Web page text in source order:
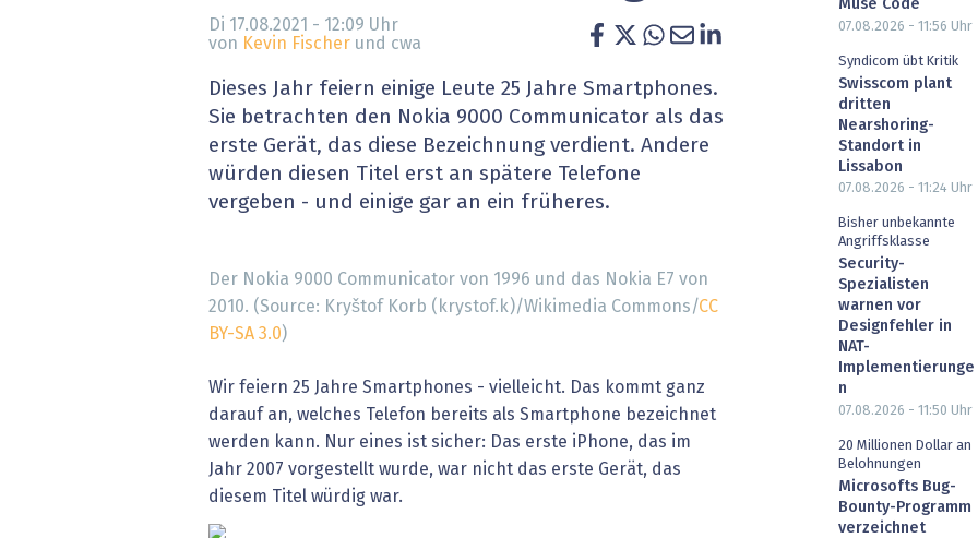
» alle News Gesundheit wird digital
Blockchain
EU-DSGVO
XaaS, Managed Services & Co.
» alle Dossiers
IT for Health
Artificial Intelligence
Finance 2030
Fintech & Insurtech
Professional AV & Digital Signage
» alle Specials
Di 17.08.2021 - 12:09 Uhr
von Kevin Fischer und cwa
Dieses Jahr feiern einige Leute 25 Jahre Smartphones.
Sie betrachten den Nokia 9000 Communicator als das
erste Gerät, das diese Bezeichnung verdient. Andere
würden diesen Titel erst an spätere Telefone
vergeben - und einige gar an ein früheres.
Der Nokia 9000 Communicator von 1996 und das Nokia E7 von
2010. (Source: Kryštof Korb (krystof.k)/Wikimedia Commons/CC
BY-SA 3.0)
Wir feiern 25 Jahre Smartphones - vielleicht. Das kommt ganz
darauf an, welches Telefon bereits als Smartphone bezeichnet
werden kann. Nur eines ist sicher: Das erste iPhone, das im
Jahr 2007 vorgestellt wurde, war nicht das erste Gerät, das
diesem Titel würdig war.
Muse Code
07.08.2026 - 11:56 Uhr
Syndicom übt Kritik
Swisscom plant
dritten
Nearshoring-
Standort in
Lissabon
07.08.2026 - 11:24 Uhr
Bisher unbekannte
Angriffsklasse
Security-
Spezialisten
warnen vor
Designfehler in
NAT-
Implementierunge
n
07.08.2026 - 11:50 Uhr
20 Millionen Dollar an
Belohnungen
Microsofts Bug-
Bounty-Programm
verzeichnet